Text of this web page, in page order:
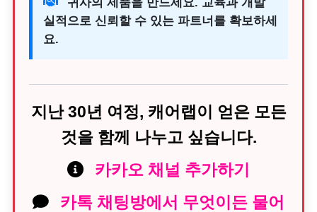
실적으로 신뢰할 수 있는 파트너를 확보하세
요.
지난 30년 여정, 캐어랩이 얻은 모든
것을 함께 나누고 싶습니다.
카카오 채널 추가하기
카톡 채팅방에서 무엇이든 물어